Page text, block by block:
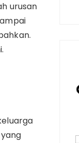
urusan